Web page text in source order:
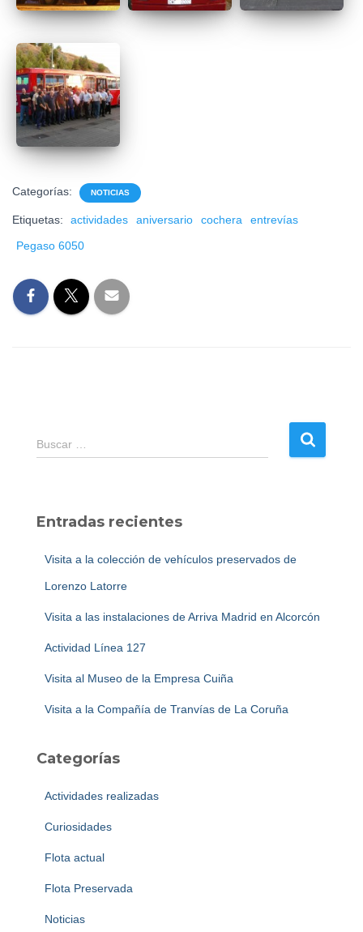
Categorías: NOTICIAS
Etiquetas: actividades aniversario cochera
entrevías
Pegaso 6050
B
u
r
Buscar …
Entradas recientes
Visita a la colección de vehículos preservados de
Lorenzo Latorre
Visita a las instalaciones de Arriva Madrid en Alcorcón
Actividad Línea 127
Visita al Museo de la Empresa Cuiña
Visita a la Compañía de Tranvías de La Coruña
Categorías
Actividades realizadas
Curiosidades
Flota actual
Flota Preservada
Noticias